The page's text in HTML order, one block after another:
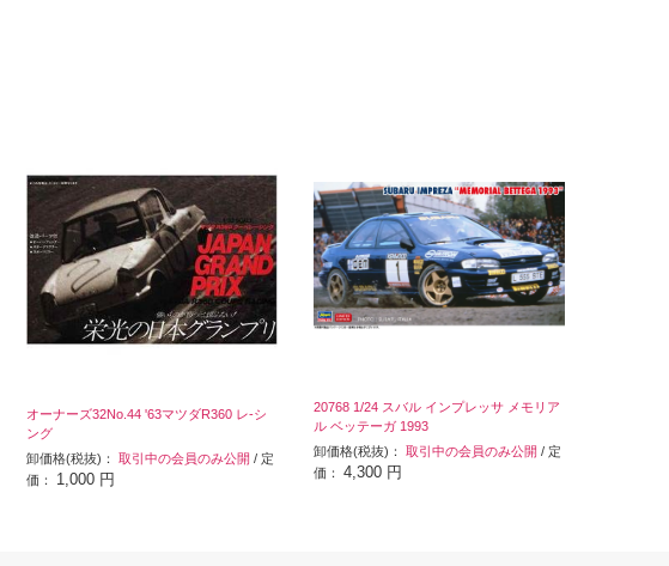
オーナーズ32No.44 '63マツダR360 レ-シ
ング
卸価格(税抜)： 取引中の会員のみ公開 / 定
価： 1,000 円
20768 1/24 スバル インプレッサ メモリア
ル ベッテーガ 1993
卸価格(税抜)： 取引中の会員のみ公開 / 定
価： 4,300 円